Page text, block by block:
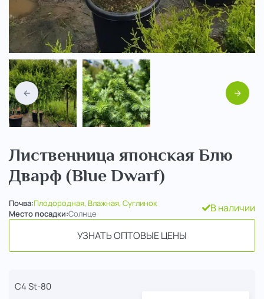
Назад Вперед
Лиственница японская Блю
Дварф (Blue Dwarf)
Почва:Плодородная, Влажная, Суглинок
Место посадки:Солнце В наличии
УЗНАТЬ ОПТОВЫЕ ЦЕНЫ
C4 St-80